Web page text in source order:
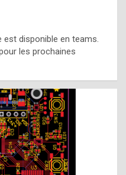
est disponible en teams.
les prochaines